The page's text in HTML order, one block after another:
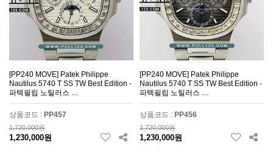
[PP240 MOVE] Patek Philippe
Nautilus 5740 T SS TW Best Edition -
파텍필립 노틸러스 …
상품코드 : PP457
1,720,000원
1,230,000원
[PP240 MOVE] Patek Philippe
Nautilus 5740 T SS TW Best Edition -
파텍필립 노틸러스 …
상품코드 : PP456
1,720,000원
1,230,000원